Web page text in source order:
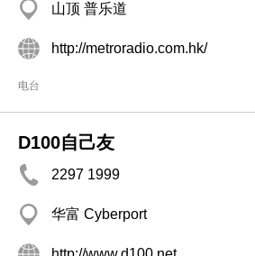
山顶 普乐道
http://metroradio.com.hk/
电台
D100自己友
2297 1999
华富 Cyberport